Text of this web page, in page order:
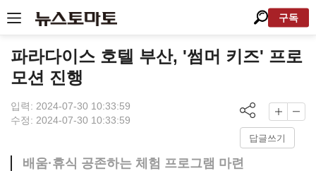
구독
파라다이스 호텔 부산, '썸머 키즈' 프로
모션 진행
입력: 2024-07-30 10:33:59
수정: 2024-07-30 10:33:59
답글쓰기
배움·휴식 공존하는 체험 프로그램 마련